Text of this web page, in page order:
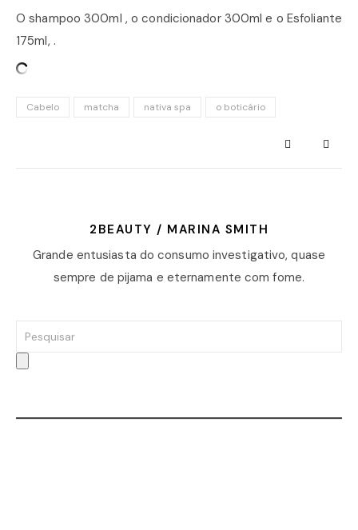
O shampoo 300ml , o condicionador 300ml e o Esfoliante
175ml, .
Cabelo matcha nativa spa o boticário
2BEAUTY / MARINA SMITH
Grande entusiasta do consumo investigativo, quase
sempre de pijama e eternamente com fome.